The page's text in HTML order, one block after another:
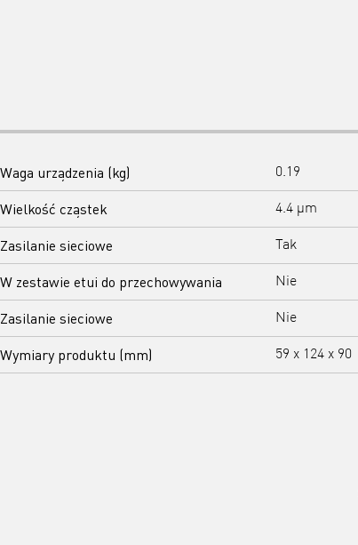
Waga urządzenia (kg) 0.19
Wielkość cząstek 4.4 μm
Zasilanie sieciowe Tak
W zestawie etui do przechowywania Nie
Zasilanie sieciowe Nie
Wymiary produktu (mm) 59 x 124 x 90